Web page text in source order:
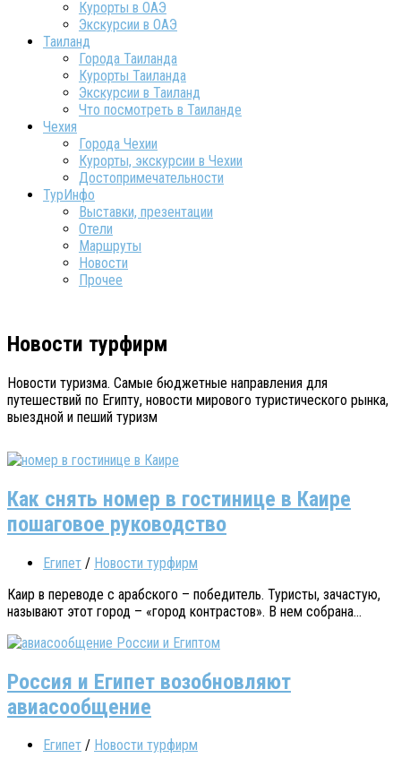
Курорты в ОАЭ
Экскурсии в ОАЭ
Таиланд
Города Таиланда
Курорты Таиланда
Экскурсии в Таиланд
Что посмотреть в Таиланде
Чехия
Города Чехии
Курорты, экскурсии в Чехии
Достопримечательности
ТурИнфо
Выставки, презентации
Отели
Маршруты
Новости
Прочее
Новости турфирм
Новости туризма. Самые бюджетные направления для
путешествий по Египту, новости мирового туристического рынка,
выездной и пеший туризм
Как снять номер в гостинице в Каире
пошаговое руководство
Египет / Новости турфирм
Каир в переводе с арабского – победитель. Туристы, зачастую,
называют этот город – «город контрастов». В нем собрана...
Россия и Египет возобновляют
авиасообщение
Египет / Новости турфирм